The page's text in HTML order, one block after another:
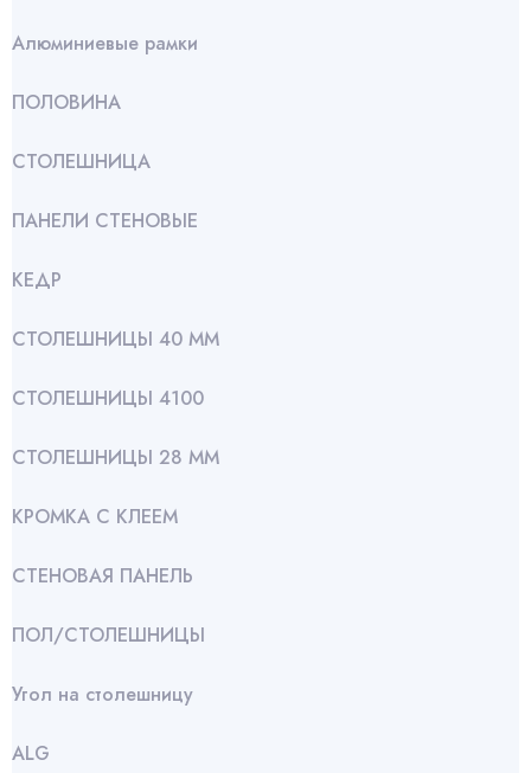
Алюминиевые рамки
ПОЛОВИНА
СТОЛЕШНИЦА
ПАНЕЛИ СТЕНОВЫЕ
КЕДР
СТОЛЕШНИЦЫ 40 ММ
СТОЛЕШНИЦЫ 4100
СТОЛЕШНИЦЫ 28 ММ
КРОМКА С КЛЕЕМ
СТЕНОВАЯ ПАНЕЛЬ
ПОЛ/СТОЛЕШНИЦЫ
Угол на столешницу
АLG